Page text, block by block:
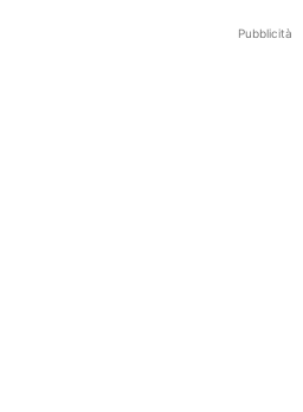
Pubblicità